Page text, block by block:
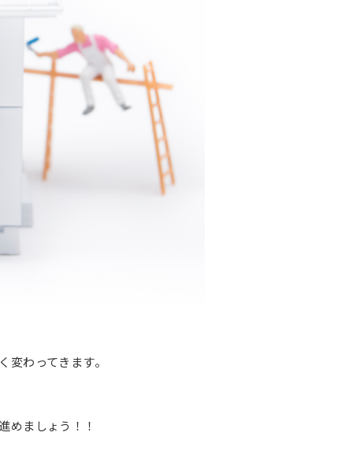
わってきます。
めましょう！！